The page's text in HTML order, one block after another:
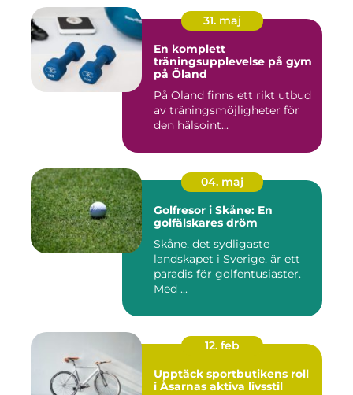
31. maj
En komplett
träningsupplevelse på gym
på Öland
På Öland finns ett rikt utbud
av träningsmöjligheter för
den hälsoint...
04. maj
Golfresor i Skåne: En
golfälskares dröm
Skåne, det sydligaste
landskapet i Sverige, är ett
paradis för golfentusiaster.
Med ...
12. feb
Upptäck sportbutikens roll
i Åsarnas aktiva livsstil